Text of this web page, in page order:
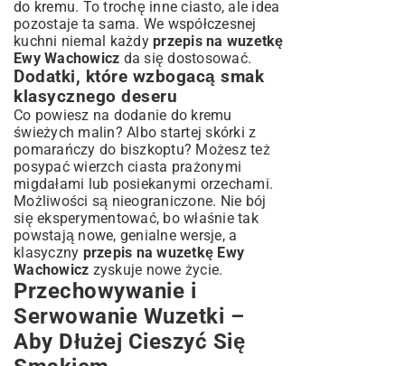
do kremu. To trochę inne ciasto, ale idea
pozostaje ta sama. We współczesnej
kuchni niemal każdy przepis na wuzetkę
Ewy Wachowicz da się dostosować.
Dodatki, które wzbogacą smak
klasycznego deseru
Co powiesz na dodanie do kremu
świeżych malin? Albo startej skórki z
pomarańczy do biszkoptu? Możesz też
posypać wierzch ciasta prażonymi
migdałami lub posiekanymi orzechami.
Możliwości są nieograniczone. Nie bój
się eksperymentować, bo właśnie tak
powstają nowe, genialne wersje, a
klasyczny przepis na wuzetkę Ewy
Wachowicz zyskuje nowe życie.
Przechowywanie i
Serwowanie Wuzetki –
Aby Dłużej Cieszyć Się